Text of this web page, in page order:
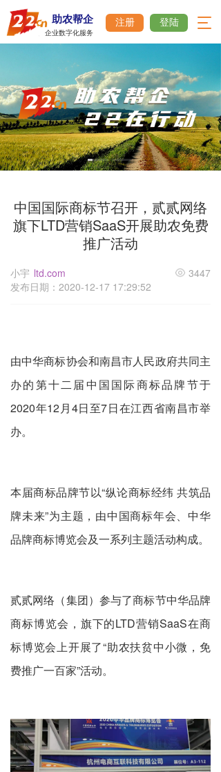
T
l
e
a
v
i
g
a
i
o
n
助农帮企
企业数字化服务
注册 登陆
中国国际商标节召开，贰贰网络
旗下LTD营销SaaS开展助农免费
推广活动
小宇 ltd.com
发布日期：2020-12-17 17:29:52
3447
由中华商标协会和南昌市人民政府共同主
办的第十二届中国国际商标品牌节于
2020年12月4日至7日在江西省南昌市举
办。
本届商标品牌节以“纵论商标经纬 共筑品
牌未来”为主题，由中国商标年会、中华
品牌商标博览会及一系列主题活动构成。
贰贰网络（集团）参与了商标节中华品牌
商标博览会，旗下的LTD营销SaaS在商
标博览会上开展了“助农扶贫中小微，免
费推广一百家”活动。